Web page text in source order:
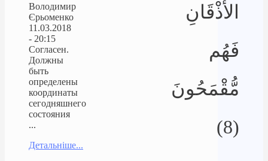
الأَذْقَانِ
فَهُم
مُّقْمَحُونَ
(8)
Володимир
Єрьоменко
11.03.2018
- 20:15
Согласен.
Должны
быть
определены
координаты
сегодняшнего
состояния
...
Детальніше...